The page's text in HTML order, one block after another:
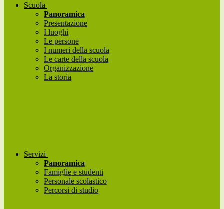
Scuola
Panoramica
Presentazione
I luoghi
Le persone
I numeri della scuola
Le carte della scuola
Organizzazione
La storia
Servizi
Panoramica
Famiglie e studenti
Personale scolastico
Percorsi di studio